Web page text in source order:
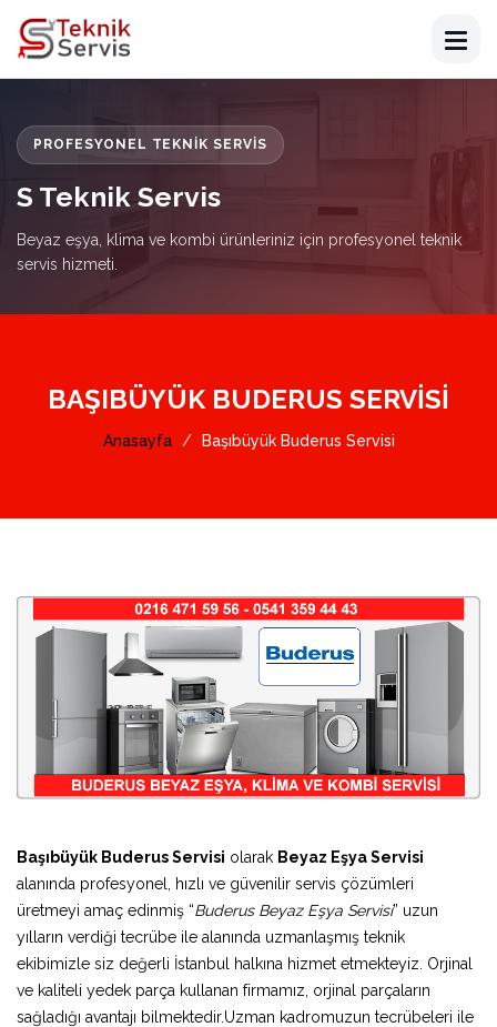
PROFESYONEL TEKNIK SERVIS
S Teknik Servis
Beyaz eşya, klima ve kombi ürünleriniz için profesyonel teknik
servis hizmeti.
BAŞIBÜYÜK BUDERUS SERVISI
Anasayfa Başıbüyük Buderus Servisi
Başıbüyük Buderus Servisi olarak Beyaz Eşya Servisi
alanında profesyonel, hızlı ve güvenilir servis çözümleri
üretmeyi amaç edinmiş “Buderus Beyaz Eşya Servisi” uzun
yılların verdiği tecrübe ile alanında uzmanlaşmış teknik
ekibimizle siz değerli İstanbul halkına hizmet etmekteyiz. Orjinal
ve kaliteli yedek parça kullanan firmamız, orjinal parçaların
sağladığı avantajı bilmektedir.Uzman kadromuzun tecrübeleri ile